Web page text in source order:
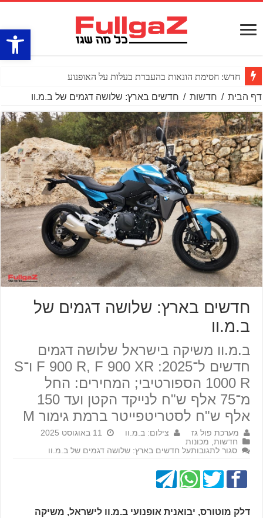
פתח
חדש: חסימת הונאות בהעברת בעלות על האופנוע
דף הבית / חדשות / חדשים בארץ: שלושה דגמים של ב.מ.וו
חדשים בארץ: שלושה דגמים של
ב.מ.וו
ב.מ.וו משיקה בישראל שלושה דגמים
חדשים ל־2025: F 900 R, F 900 XR ו־S
1000 R הספורטיבי; המחירים: החל
מ־75 אלף ש"ח לנייקד הקטן ועד 150
אלף ש"ח לסטריטפייטר ברמת גימור M
מערכת פול גז צילום: ב.מ.וו
11 באוגוסט 2025
חדשות מכונות
סגור לתגובותעל חדשים בארץ: שלושה דגמים של ב.מ.וו
דלק מוטורס, יבואנית אופנועי ב.מ.וו לישראל, משיקה